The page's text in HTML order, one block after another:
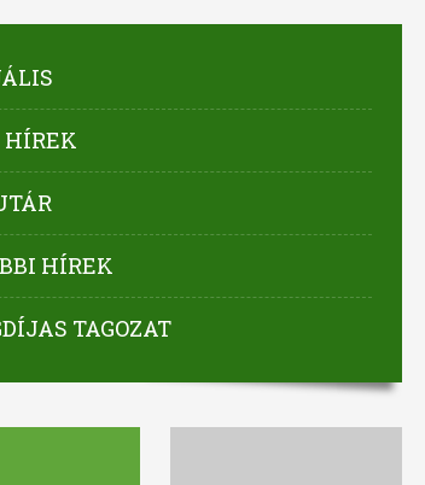
HÍREK
HÍREK
TAGOZAT